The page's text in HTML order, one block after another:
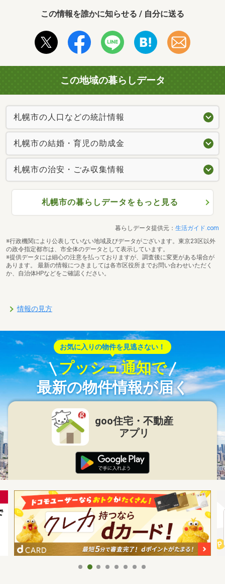
この情報を誰かに知らせる / 自分に送る
この地域の暮らしデータ
札幌市の人口などの統計情報
札幌市の結婚・育児の助成金
札幌市の治安・ごみ収集情報
札幌市の暮らしデータをもっと見る
暮らしデータ提供元： 生活ガイド.com
※行政機関により公表していない地域及びデータがございます。東京23区以外
の政令指定都市は、市全体のデータとして表示しています。
※提供データには細心の注意を払っておりますが、調査後に変更がある場合が
あります。 最新の情報につきましては各市区役所までお問い合わせいただく
か、自治体HPなどをご確認ください。
情報の見方
お気に入りの物件を見逃さない！
プッシュ通知で
最新の物件情報が届く
goo住宅・不動産
アプリ